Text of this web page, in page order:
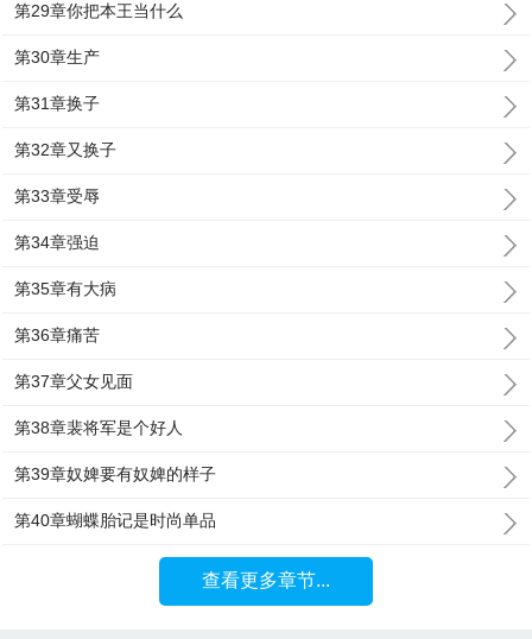
第29章你把本王当什么
第30章生产
第31章换子
第32章又换子
第33章受辱
第34章强迫
第35章有大病
第36章痛苦
第37章父女见面
第38章裴将军是个好人
第39章奴婢要有奴婢的样子
第40章蝴蝶胎记是时尚单品
查看更多章节...